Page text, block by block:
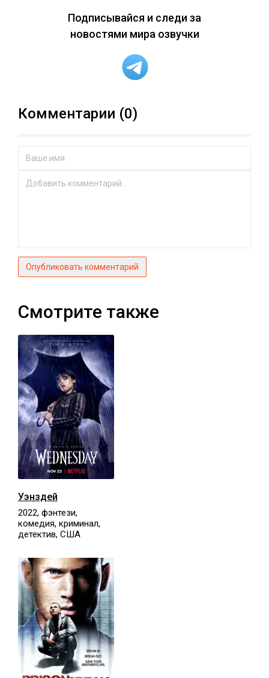
Подписывайся и следи за
новостями мира озвучки
Комментарии (0)
Опубликовать комментарий
Смотрите также
Уэнздей
2022, фэнтези,
комедия, криминал,
детектив, США